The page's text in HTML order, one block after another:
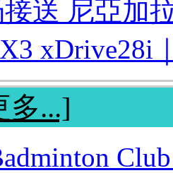
送 尼亞加
xDrive28i
多...]